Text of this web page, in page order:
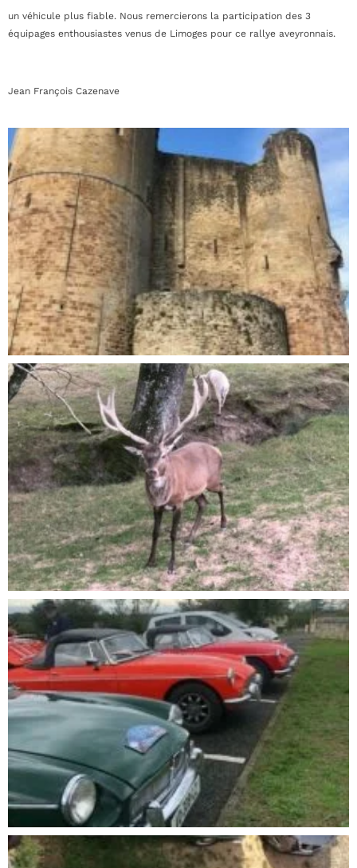
un véhicule plus fiable. Nous remercierons la participation des 3
équipages enthousiastes venus de Limoges pour ce rallye aveyronnais.
Jean François Cazenave